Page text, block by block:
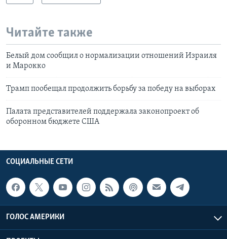
Читайте также
Белый дом сообщил о нормализации отношений Израиля
и Марокко
Трамп пообещал продолжить борьбу за победу на выборах
Палата представителей поддержала законопроект об
оборонном бюджете США
СОЦИАЛЬНЫЕ СЕТИ
ГОЛОС АМЕРИКИ